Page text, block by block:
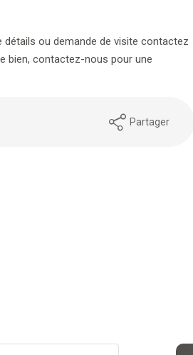
détails ou demande de visite contactez
bien, contactez-nous pour une
Partager